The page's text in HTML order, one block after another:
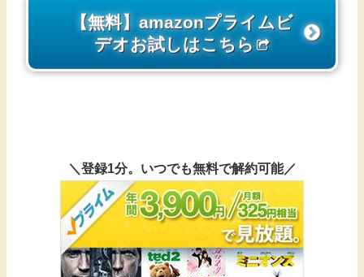
【無料】amazonプライムビ
デオお試しはこちら
＼登録1分。いつでも無料で解約可能／